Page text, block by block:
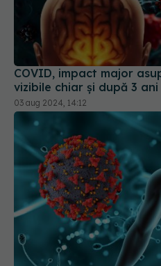
COVID, impact major
vizibile chiar și după 3
03 aug 2024, 14:12